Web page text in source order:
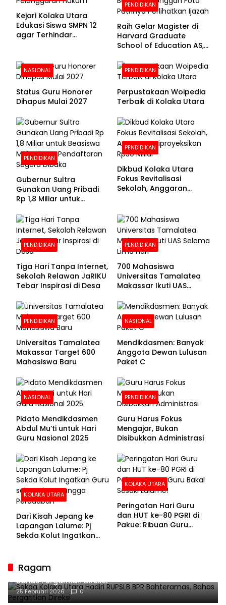
Kejari Kolaka Utara
Edukasi Siswa SMPN 12
agar Terhindar
PENDIDIKAN
Raih Gelar Magister di
Harvard Graduate
School of Education AS,
Foto Putrinya Perlihatkan
Ijazah
NASIONAL
Status Guru Honorer
Dihapus Mulai 2027
PENDIDIKAN
Perpustakaan Woipedia
Terbaik di Kolaka Utara
PENDIDIKAN
Gubernur Sultra
Gunakan Uang Pribadi
Rp 1,8 Miliar untuk
Pendaftaran Segera
Dibuka
PENDIDIKAN
Dikbud Kolaka Utara
Fokus Revitalisasi
Sekolah, Anggaran
PENDIDIKAN
Tiga Hari Tanpa Internet,
Sekolah Relawan JaRIKU
Tebar Inspirasi di Desa
PENDIDIKAN
700 Mahasiswa
Universitas Tamalatea
Makassar Ikuti UAS
PENDIDIKAN
Universitas Tamalatea
Makassar Target 600
Mahasiswa Baru
NASIONAL
Mendikdasmen: Banyak
Anggota Dewan Lulusan
Paket C
NASIONAL
Pidato Mendikdasmen
Abdul Mu’ti untuk Hari
Guru Nasional 2025
PENDIDIKAN
Guru Harus Fokus
Mengajar, Bukan
Disibukkan Administrasi
KOLAKA UTARA
Dari Kisah Jepang ke
Lapangan Lalume: Pj
Sekda Kolut Ingatkan
KOLAKA UTARA
Peringatan Hari Guru
dan HUT ke-80 PGRI di
Pakue: Ribuan Guru
Ragam
Sekda Kolaka Utara Hadiri RUPSLB BPR Bahteramas,
Bahas Pergantian Direksi
25 Februari 2026 0